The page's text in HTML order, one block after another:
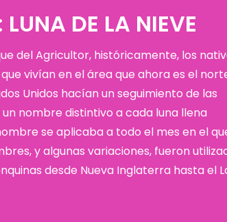
LUNA DE LA NIEVE
del Agricultor, históricamente, los
vivían en el área que ahora es el
Unidos hacían un seguimiento de las
nombre distintivo a cada luna llena
se aplicaba a todo el mes en el
y algunas variaciones, fueron
desde Nueva Inglaterra hasta el